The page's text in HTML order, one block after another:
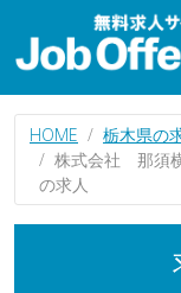
HOME 栃木県の
株式会社 那須
の求人